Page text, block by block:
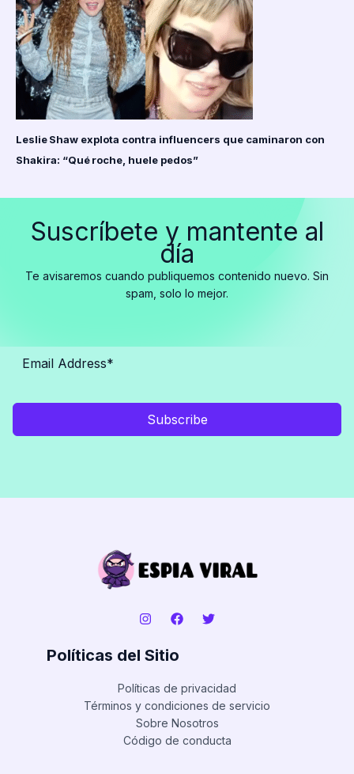
Leslie Shaw explota contra influencers que caminaron con
Shakira: “Qué roche, huele pedos”
Suscríbete y mantente al
día
Te avisaremos cuando publiquemos contenido nuevo. Sin
spam, solo lo mejor.
Subscribe
Políticas del Sitio
Políticas de privacidad
Términos y condiciones de servicio
Sobre Nosotros
Código de conducta